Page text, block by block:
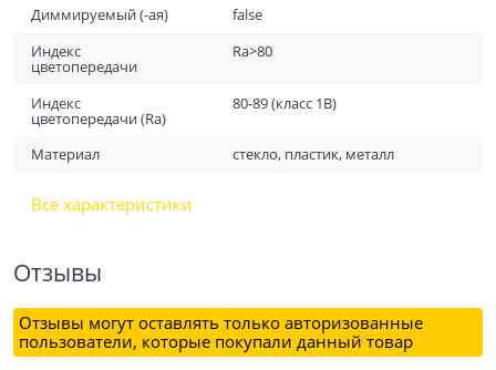
Диммируемый (-ая)
false
Индекс
цветопередачи
Ra>80
Индекс
цветопередачи (Ra)
80-89 (класс 1B)
Материал стекло, пластик, металл
Все характеристики
Отзывы
Отзывы могут оставлять только авторизованные
пользователи, которые покупали данный товар